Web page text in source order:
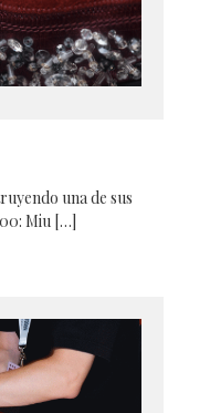
una de sus
Miu […]